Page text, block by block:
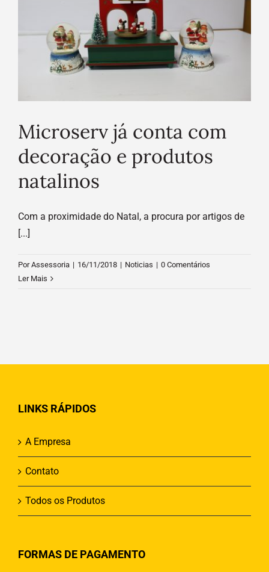
Microserv já conta com decoração e produtos natalinos
Noticias
Microserv já conta com
decoração e produtos
natalinos
Com a proximidade do Natal, a procura por artigos de
[...]
PorAssessoria | 16/11/2018 | Noticias | 0 Comentários
Ler Mais
LINKS RÁPIDOS
A Empresa
Contato
Todos os Produtos
FORMAS DE PAGAMENTO